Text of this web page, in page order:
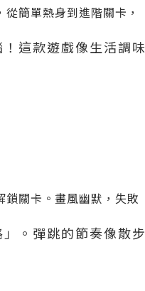
簡單熱身到進階關卡，
這款遊戲像生活調味
關卡。畫風幽默，失敗
。彈跳的節奏像散步